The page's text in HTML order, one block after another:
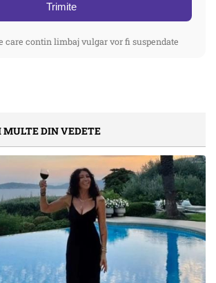
Trimite
care contin limbaj vulgar vor fi suspendate
MULTE DIN VEDETE